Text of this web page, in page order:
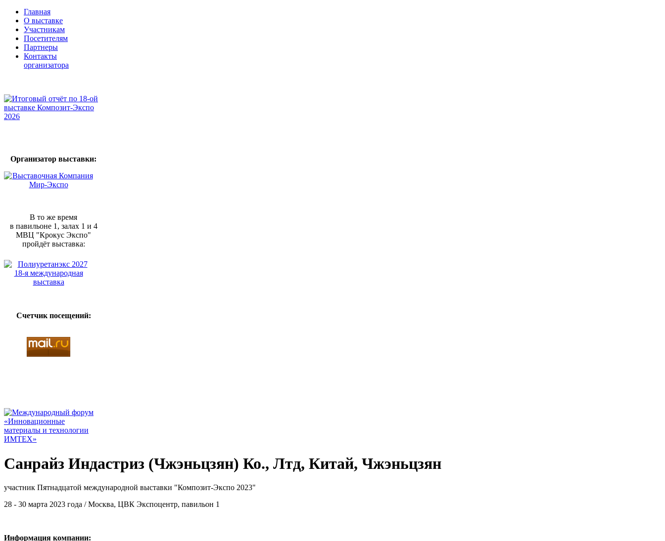
Главная
О выставке
Участникам
Посетителям
Партнеры
Контакты
организатора
Организатор выставки:
В то же время
в павильоне 1, залах 1 и 4
МВЦ "Крокус Экспо"
пройдёт выставка:
Счетчик посещений:
Санрайз Индастриз (Чжэньцзян) Ко., Лтд, Китай, Чжэньцзян
участник Пятнадцатой международной выставки "Композит-Экспо 2023"
28 - 30 марта 2023 года / Москва, ЦВК Экспоцентр, павильон 1
Информация компании: